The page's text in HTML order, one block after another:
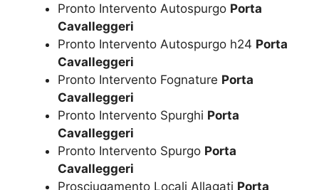
Pronto Intervento Autospurgo Porta
Cavalleggeri
Pronto Intervento Autospurgo h24 Porta
Cavalleggeri
Pronto Intervento Fognature Porta
Cavalleggeri
Pronto Intervento Spurghi Porta
Cavalleggeri
Pronto Intervento Spurgo Porta
Cavalleggeri
Prosciugamento Locali Allagati Porta